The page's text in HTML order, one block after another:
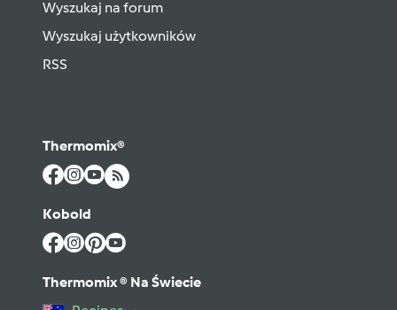
Wyszukaj na forum
Wyszukaj użytkowników
RSS
Thermomix®
Kobold
Thermomix ® Na Świecie